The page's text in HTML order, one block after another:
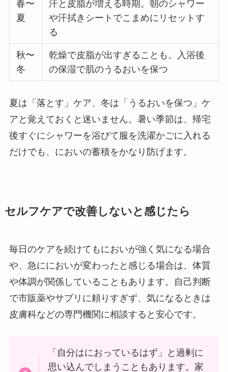
春〜
夏
汗と皮脂が増える時期。朝のシャワー
や汗拭きシートでこまめにリセットす
る
秋〜
冬
乾燥で皮脂が出すぎることも。入浴後
の保湿で肌のうるおいを保つ
夏は「落とす」ケア、冬は「うるおいを保つ」ケ
アと覚えておくと迷いません。暑い季節は、帰宅
後すぐにシャワーを浴びて服を洗濯かごに入れる
だけでも、においの蓄積をかなり防げます。
セルフケアで改善しないと感じたら
毎日のケアを続けてもにおいが強く気になる場合
や、急ににおいが変わったと感じる場合は、体質
や体調が関係していることもあります。自己判断
で市販薬やサプリに頼りすぎず、気になるときは
皮膚科などの専門機関に相談すると安心です。
「自分はにおっているはず」と過剰に
思い込んでしまうこともあります。家